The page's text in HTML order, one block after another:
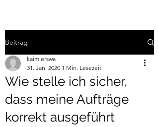
Beitrag
Wie stelle ich sicher,
dass meine Aufträge
korrekt ausgeführt
kaimierswa
31. Jan. 2020 1 Min. Lesezeit